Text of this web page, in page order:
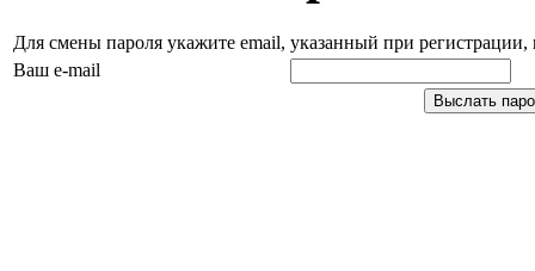
Для смены пароля укажите email, указанный при
Ваш e-mail